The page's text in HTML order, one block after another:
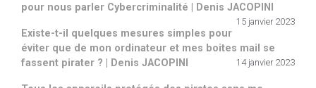
pour nous parler Cybercriminalité | Denis JACOPINI
15 janvier 2023
Existe-t-il quelques mesures simples pour
éviter que de mon ordinateur et mes boites mail se
fassent pirater ? | Denis JACOPINI
14 janvier 2023